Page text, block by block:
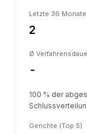
Letzte 36 Monate
2
Ø
-
100 % der
Gerichte (Top 5)